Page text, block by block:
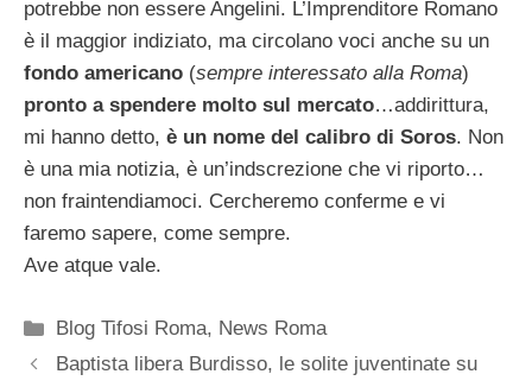
potrebbe non essere Angelini. L’Imprenditore Romano
è il maggior indiziato, ma circolano voci anche su un
fondo americano (sempre interessato alla Roma)
pronto a spendere molto sul mercato…addirittura,
mi hanno detto, è un nome del calibro di Soros. Non
è una mia notizia, è un’indscrezione che vi riporto…
non fraintendiamoci. Cercheremo conferme e vi
faremo sapere, come sempre.
Ave atque vale.
Categorie
Blog Tifosi Roma, News Roma
Baptista libera Burdisso, le solite juventinate su